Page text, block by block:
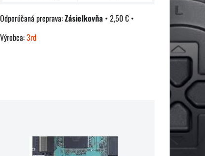
Zásielkovňa • 2,50 € •
Výrobca:3rd